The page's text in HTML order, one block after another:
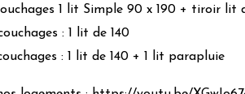
1 lit Simple 90 x 190 + tiroir lit
: 1 lit de 140
: 1 lit de 140 + 1 lit parapluie